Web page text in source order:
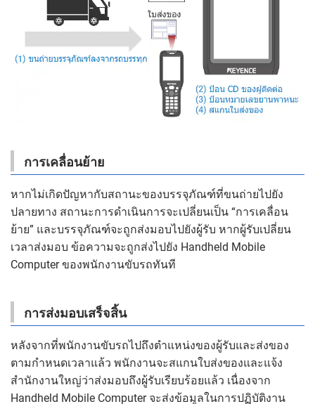
การเคลื่อนย้าย
หากไม่เกิดปัญหากับสถานะของบรรจุภัณฑ์ที่ขนถ่ายไปยัง
ปลายทาง สถานะการดำเนินการจะเปลี่ยนเป็น “การเคลื่อน
ย้าย” และบรรจุภัณฑ์จะถูกส่งมอบไปยังผู้รับ หากผู้รับเปลี่ยน
เวลาส่งมอบ ข้อความจะถูกส่งไปยัง Handheld Mobile
Computer ของพนักงานขับรถทันที
การส่งมอบเสร็จสิ้น
หลังจากที่พนักงานขับรถไปถึงตำแหน่งของผู้รับและส่งของ
ตามกำหนดเวลาแล้ว พนักงานจะสแกนใบส่งของและแจ้ง
สำนักงานใหญ่ว่าส่งมอบถึงผู้รับเรียบร้อยแล้ว เนื่องจาก
Handheld Mobile Computer จะส่งข้อมูลในการปฏิบัติงาน